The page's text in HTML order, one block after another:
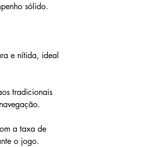
sólido.
e nítida, ideal
tradicionais
a taxa de
o jogo.